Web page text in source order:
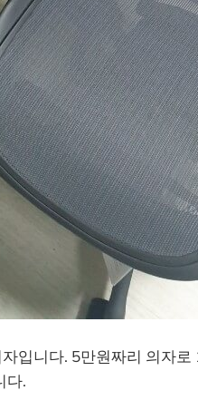
입니다. 5만원짜리 의자
다.